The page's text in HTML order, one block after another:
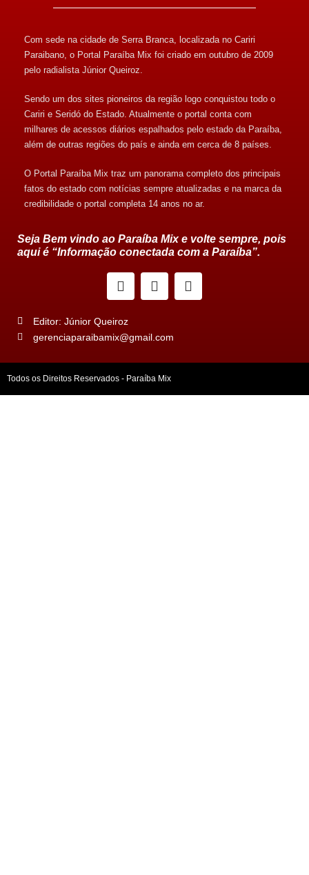
Com sede na cidade de Serra Branca, localizada no Cariri
Paraibano, o Portal Paraíba Mix foi criado em outubro de 2009
pelo radialista Júnior Queiroz.
Sendo um dos sites pioneiros da região logo conquistou todo o
Cariri e Seridó do Estado. Atualmente o portal conta com
milhares de acessos diários espalhados pelo estado da Paraíba,
além de outras regiões do país e ainda em cerca de 8 países.
O Portal Paraíba Mix traz um panorama completo dos principais
fatos do estado com notícias sempre atualizadas e na marca da
credibilidade o portal completa 14 anos no ar.
Seja Bem vindo ao Paraíba Mix e volte sempre, pois
aqui é “Informação conectada com a Paraíba”.
Editor: Júnior Queiroz
gerenciaparaibamix@gmail.com
Todos os Direitos Reservados - Paraíba Mix